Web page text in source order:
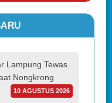
Lampung Tewas
Nongkrong
10 AGUSTUS 2026